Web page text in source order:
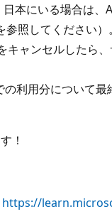
本にいる場合は
参照してください）。
ャンセルしたら
利用分について
！
https://